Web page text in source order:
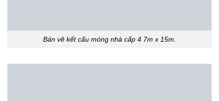
Bản vẽ kết cấu móng nhà cấp 4 7m x 15m.